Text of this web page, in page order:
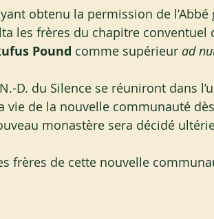
obtenu la permission de
les frères du chapitre conventuel
Pound comme supérieur ad
D. du Silence se réuniront dans
vie de la nouvelle communauté
monastère sera décidé
frères de cette nouvelle